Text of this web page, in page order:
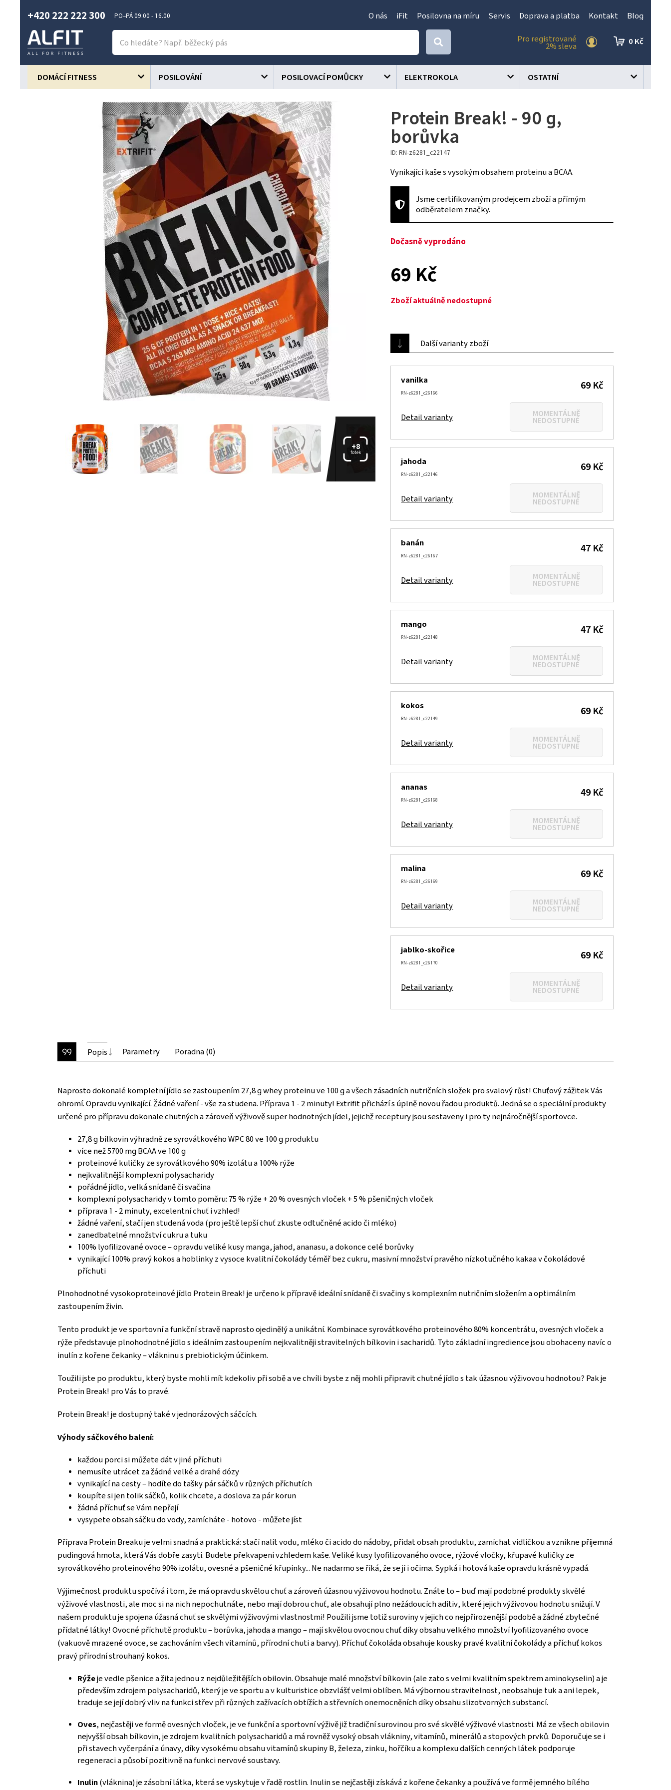
+420 222 222 300 PO–PÁ 09.00 - 16.00 O nás iFit Posilovna na míru Servis Doprava a platba Kontakt Blog
Pro registrované
2% sleva
0 Kč
DOMÁCÍ FITNESS POSILOVÁNÍ POSILOVACÍ POMŮCKY ELEKTROKOLA OSTATNÍ
+8
fotek
Protein Break! - 90 g,
borůvka
ID: RN-z6281_c22147
Vynikající kaše s vysokým obsahem proteinu a BCAA.
Jsme certifikovaným prodejcem zboží a přímým
odběratelem značky.
Dočasně vyprodáno
69 Kč
Zboží aktuálně nedostupné
Další varianty zboží
vanilka
RN-z6281_c26166
69 Kč
Detail varianty
MOMENTÁLNĚ
NEDOSTUPNÉ
jahoda
RN-z6281_c22146
69 Kč
Detail varianty
MOMENTÁLNĚ
NEDOSTUPNÉ
banán
RN-z6281_c26167
47 Kč
Detail varianty
MOMENTÁLNĚ
NEDOSTUPNÉ
mango
RN-z6281_c22148
47 Kč
Detail varianty
MOMENTÁLNĚ
NEDOSTUPNÉ
kokos
RN-z6281_c22149
69 Kč
Detail varianty
MOMENTÁLNĚ
NEDOSTUPNÉ
ananas
RN-z6281_c26168
49 Kč
Detail varianty
MOMENTÁLNĚ
NEDOSTUPNÉ
malina
RN-z6281_c26169
69 Kč
Detail varianty
MOMENTÁLNĚ
NEDOSTUPNÉ
jablko-skořice
RN-z6281_c26170
69 Kč
Detail varianty
MOMENTÁLNĚ
NEDOSTUPNÉ
Popis Parametry Poradna (0)
Naprosto dokonalé kompletní jídlo se zastoupením 27,8 g whey proteinu ve 100 g a všech zásadních nutričních složek pro svalový růst! Chuťový zážitek Vás
ohromí. Opravdu vynikající. Žádné vaření - vše za studena. Příprava 1 - 2 minuty! Extrifit přichází s úplně novou řadou produktů. Jedná se o speciální produkty
určené pro přípravu dokonale chutných a zároveň výživově super hodnotných jídel, jejichž receptury jsou sestaveny i pro ty nejnáročnější sportovce.
27,8 g bílkovin výhradně ze syrovátkového WPC 80 ve 100 g produktu
více než 5700 mg BCAA ve 100 g
proteinové kuličky ze syrovátkového 90% izolátu a 100% rýže
nejkvalitnější komplexní polysacharidy
pořádné jídlo, velká snídaně či svačina
komplexní polysacharidy v tomto poměru: 75 % rýže + 20 % ovesných vloček + 5 % pšeničných vloček
příprava 1 - 2 minuty, excelentní chuť i vzhled!
žádné vaření, stačí jen studená voda (pro ještě lepší chuť zkuste odtučněné acido či mléko)
zanedbatelné množství cukru a tuku
100% lyofilizované ovoce – opravdu veliké kusy manga, jahod, ananasu, a dokonce celé borůvky
vynikající 100% pravý kokos a hoblinky z vysoce kvalitní čokolády téměř bez cukru, masivní množství pravého nízkotučného kakaa v čokoládové
příchuti
Plnohodnotné vysokoproteinové jídlo Protein Break! je určeno k přípravě ideální snídaně či svačiny s komplexním nutričním složením a optimálním
zastoupením živin.
Tento produkt je ve sportovní a funkční stravě naprosto ojedinělý a unikátní. Kombinace syrovátkového proteinového 80% koncentrátu, ovesných vloček a
rýže představuje plnohodnotné jídlo s ideálním zastoupením nejkvalitněji stravitelných bílkovin i sacharidů. Tyto základní ingredience jsou obohaceny navíc o
inulín z kořene čekanky – vlákninu s prebiotickým účinkem.
Toužili jste po produktu, který byste mohli mít kdekoliv při sobě a ve chvíli byste z něj mohli připravit chutné jídlo s tak úžasnou výživovou hodnotou? Pak je
Protein Break! pro Vás to pravé.
Protein Break! je dostupný také v jednorázových sáčcích.
Výhody sáčkového balení:
každou porci si můžete dát v jiné příchuti
nemusíte utrácet za žádné velké a drahé dózy
vynikající na cesty – hodíte do tašky pár sáčků v různých příchutích
koupíte si jen tolik sáčků, kolik chcete, a doslova za pár korun
žádná příchuť se Vám nepřejí
vysypete obsah sáčku do vody, zamícháte - hotovo - můžete jíst
Příprava Protein Breaku je velmi snadná a praktická: stačí nalít vodu, mléko či acido do nádoby, přidat obsah produktu, zamíchat vidličkou a vznikne příjemná
pudingová hmota, která Vás dobře zasytí. Budete překvapeni vzhledem kaše. Veliké kusy lyofilizovaného ovoce, rýžové vločky, křupavé kuličky ze
syrovátkového proteinového 90% izolátu, ovesné a pšeničné křupínky... Ne nadarmo se říká, že se jí i očima. Sypká i hotová kaše opravdu krásně vypadá.
Výjimečnost produktu spočívá i tom, že má opravdu skvělou chuť a zároveň úžasnou výživovou hodnotu. Znáte to – buď mají podobné produkty skvělé
výživové vlastnosti, ale moc si na nich nepochutnáte, nebo mají dobrou chuť, ale obsahují plno nežádoucích aditiv, které jejich výživovou hodnotu snižují. V
našem produktu je spojena úžasná chuť se skvělými výživovými vlastnostmi! Použili jsme totiž suroviny v jejich co nejpřirozenější podobě a žádné zbytečné
přídatné látky! Ovocné příchutě produktu – borůvka, jahoda a mango – mají skvělou ovocnou chuť díky obsahu velkého množství lyofilizovaného ovoce
(vakuově mrazené ovoce, se zachováním všech vitamínů, přírodní chuti a barvy). Příchuť čokoláda obsahuje kousky pravé kvalitní čokolády a příchuť kokos
pravý přírodní strouhaný kokos.
Rýžeje vedle pšenice a žita jednou z nejdůležitějších obilovin. Obsahuje malé množství bílkovin (ale zato s velmi kvalitním spektrem aminokyselin) a je
především zdrojem polysacharidů, který je ve sportu a v kulturistice obzvlášť velmi oblíben. Má výbornou stravitelnost, neobsahuje tuk a ani lepek,
traduje se její dobrý vliv na funkci střev při různých zažívacích obtížích a střevních onemocněních díky obsahu slizotvorných substancí.
Oves, nejčastěji ve formě ovesných vloček, je ve funkční a sportovní výživě již tradiční surovinou pro své skvělé výživové vlastnosti. Má ze všech obilovin
nejvyšší obsah bílkovin, je zdrojem kvalitních polysacharidů a má rovněž vysoký obsah vlákniny, vitamínů, minerálů a stopových prvků. Doporučuje se i
při stavech vyčerpání a únavy, díky vysokému obsahu vitamínů skupiny B, železa, zinku, hořčíku a komplexu dalších cenných látek podporuje
regeneraci a působí pozitivně na funkci nervové soustavy.
Inulin (vláknina) je zásobní látka, která se vyskytuje v řadě rostlin. Inulin se nejčastěji získává z kořene čekanky a používá ve formě jemného bílého